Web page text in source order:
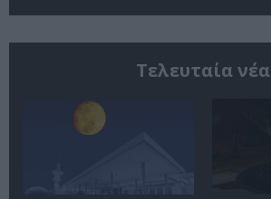
Τελευταία νέα